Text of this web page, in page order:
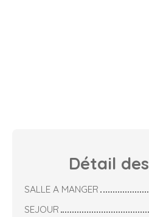
Détail des
SALLE A MANGER
SEJOUR